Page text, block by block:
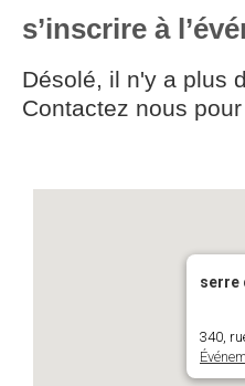
s’inscrire à
Désolé, il n'y a plus
Contactez nous
serre
340,